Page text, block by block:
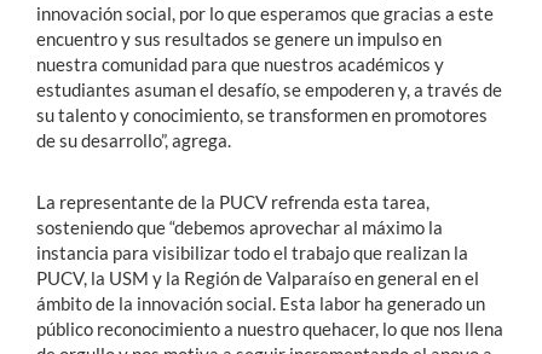
innovación social, por lo que esperamos que gracias a este
encuentro y sus resultados se genere un impulso en
nuestra comunidad para que nuestros académicos y
estudiantes asuman el desafío, se empoderen y, a través de
su talento y conocimiento, se transformen en promotores
de su desarrollo”, agrega.
La representante de la PUCV refrenda esta tarea,
sosteniendo que “debemos aprovechar al máximo la
instancia para visibilizar todo el trabajo que realizan la
PUCV, la USM y la Región de Valparaíso en general en el
ámbito de la innovación social. Esta labor ha generado un
público reconocimiento a nuestro quehacer, lo que nos llena